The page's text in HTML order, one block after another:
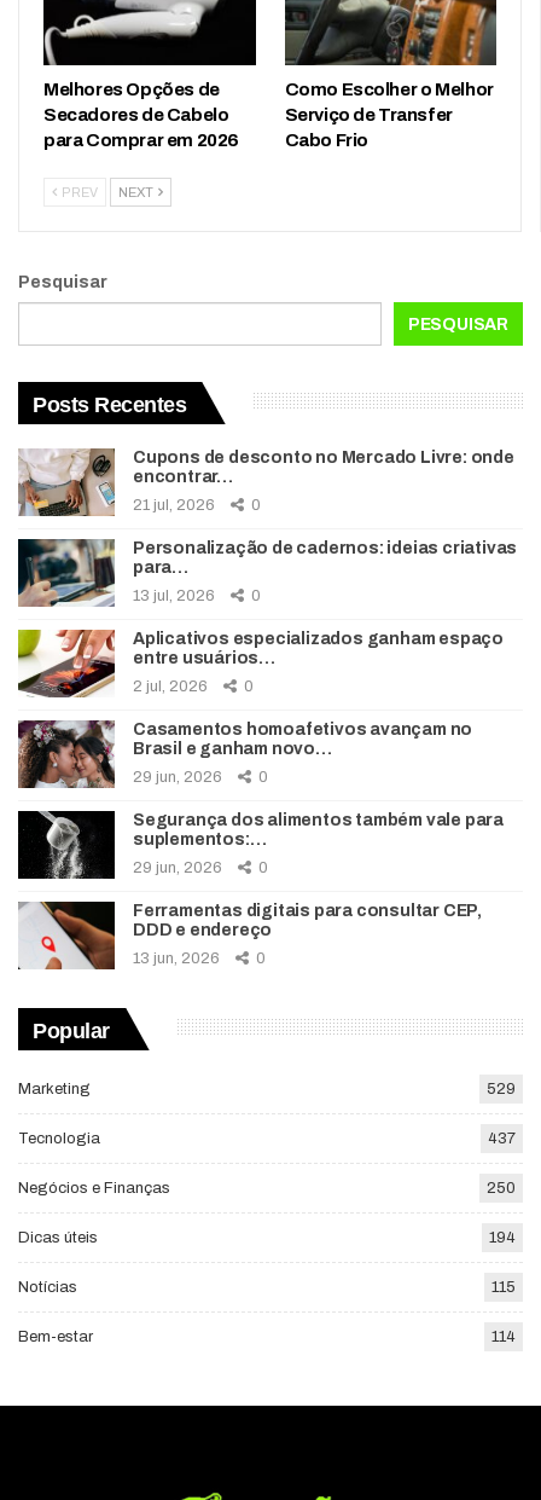
Melhores Opções de
Secadores de Cabelo
para Comprar em 2026
Como Escolher o Melhor
Serviço de Transfer
Cabo Frio
PREV NEXT
Pesquisar
PESQUISAR
Posts Recentes
Cupons de desconto no Mercado Livre: onde
encontrar…
21 jul, 2026 0
Personalização de cadernos: ideias criativas
para…
13 jul, 2026 0
Aplicativos especializados ganham espaço
entre usuários…
2 jul, 2026 0
Casamentos homoafetivos avançam no
Brasil e ganham novo…
29 jun, 2026 0
Segurança dos alimentos também vale para
suplementos:…
29 jun, 2026 0
Ferramentas digitais para consultar CEP,
DDD e endereço
13 jun, 2026 0
Popular
Marketing 529
Tecnologia 437
Negócios e Finanças 250
Dicas úteis 194
Notícias 115
Bem-estar 114